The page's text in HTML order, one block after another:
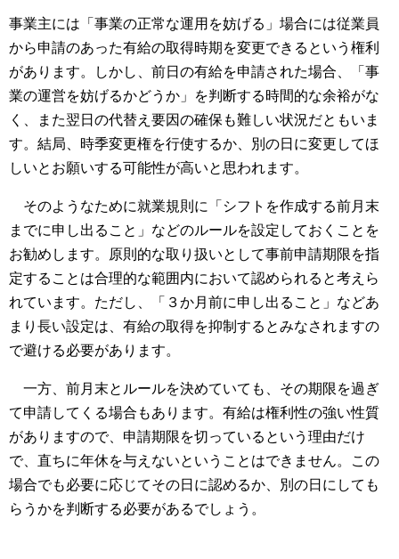
事業主には「事業の正常な運用を妨げる」場合には従業員
から申請のあった有給の取得時期を変更できるという権利
があります。しかし、前日の有給を申請された場合、「事
業の運営を妨げるかどうか」を判断する時間的な余裕がな
く、また翌日の代替え要因の確保も難しい状況だともいま
す。結局、時季変更権を行使するか、別の日に変更してほ
しいとお願いする可能性が高いと思われます。
そのようなために就業規則に「シフトを作成する前月末
までに申し出ること」などのルールを設定しておくことを
お勧めします。原則的な取り扱いとして事前申請期限を指
定することは合理的な範囲内において認められると考えら
れています。ただし、「３か月前に申し出ること」などあ
まり長い設定は、有給の取得を抑制するとみなされますの
で避ける必要があります。
一方、前月末とルールを決めていても、その期限を過ぎ
て申請してくる場合もあります。有給は権利性の強い性質
がありますので、申請期限を切っているという理由だけ
で、直ちに年休を与えないということはできません。この
場合でも必要に応じてその日に認めるか、別の日にしても
らうかを判断する必要があるでしょう。